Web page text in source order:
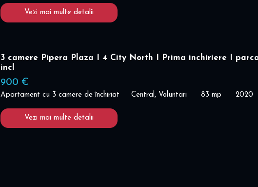
Vezi mai multe detalii
3 camere Pipera Plaza I 4 City North I Prima inchiriere I
incl
900 €
Apartament cu 3 camere de închiriat Central, Voluntari 83 mp 2020
Vezi mai multe detalii